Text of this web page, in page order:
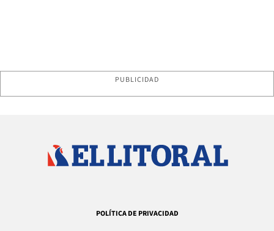
PUBLICIDAD
POLÍTICA DE PRIVACIDAD